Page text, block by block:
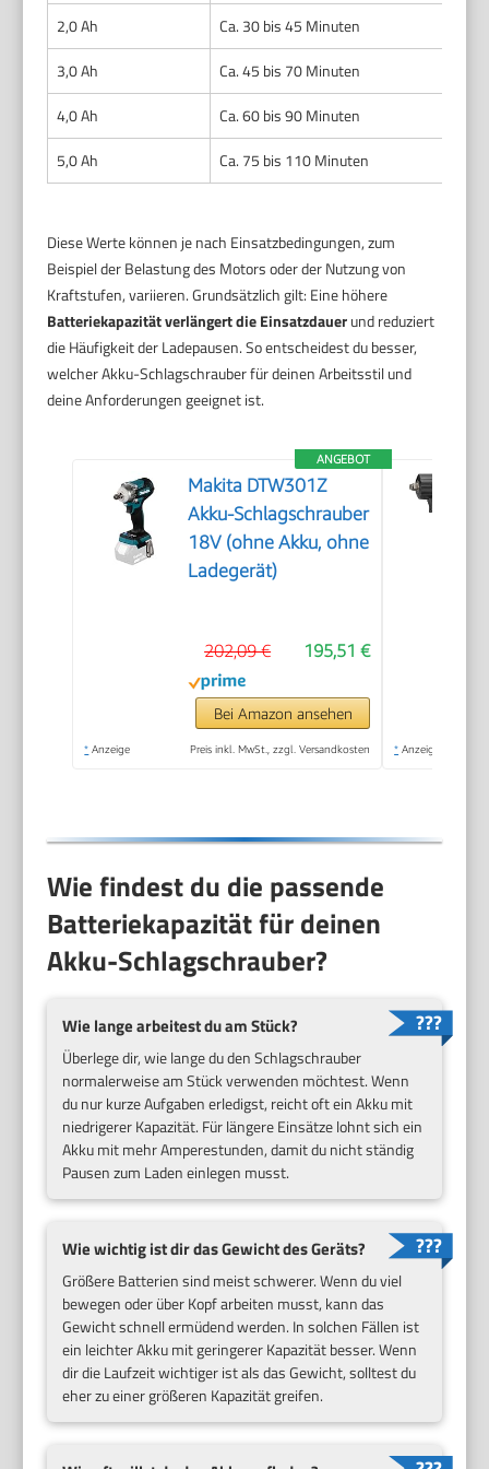
2,0 Ah
Ca. 30 bis 45 Minuten
3,0 Ah
Ca. 45 bis 70 Minuten
4,0 Ah
Ca. 60 bis 90 Minuten
5,0 Ah
Ca. 75 bis 110 Minuten
Diese Werte können je nach Einsatzbedingungen, zum
Beispiel der Belastung des Motors oder der Nutzung von
Kraftstufen, variieren. Grundsätzlich gilt: Eine höhere
Batteriekapazität verlängert die Einsatzdauerund reduziert
die Häufigkeit der Ladepausen. So entscheidest du besser,
welcher Akku-Schlagschrauber für deinen Arbeitsstil und
deine Anforderungen geeignet ist.
ANGEBOT
Makita DTW301Z
Akku-Schlagschrauber
18V (ohne Akku, ohne
Ladegerät)
195,51 €
202,09 €
Bei Amazon ansehen
* Anzeige Preis inkl. MwSt., zzgl. Versandkosten * Anzeige
Wie findest du die passende
Batteriekapazität für deinen
Akku-Schlagschrauber?
Wie lange arbeitest du am Stück?
Überlege dir, wie lange du den Schlagschrauber
normalerweise am Stück verwenden möchtest. Wenn
du nur kurze Aufgaben erledigst, reicht oft ein Akku mit
niedrigerer Kapazität. Für längere Einsätze lohnt sich ein
Akku mit mehr Amperestunden, damit du nicht ständig
Pausen zum Laden einlegen musst.
Wie wichtig ist dir das Gewicht des Geräts?
Größere Batterien sind meist schwerer. Wenn du viel
bewegen oder über Kopf arbeiten musst, kann das
Gewicht schnell ermüdend werden. In solchen Fällen ist
ein leichter Akku mit geringerer Kapazität besser. Wenn
dir die Laufzeit wichtiger ist als das Gewicht, solltest du
eher zu einer größeren Kapazität greifen.